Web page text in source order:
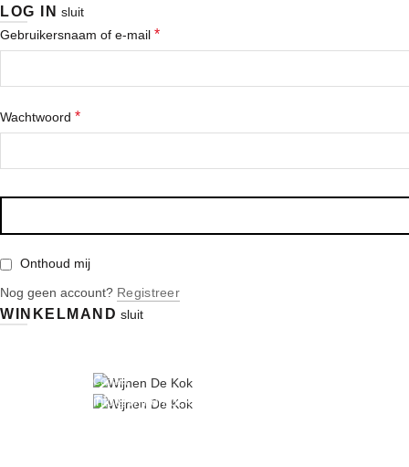
LOG IN sluit
Gebruikersnaam of e-mail *
Wachtwoord *
Onthoud mij
Nog geen account? Registreer
WINKELMAND sluit
Contact
info@wijnen-dekok.com